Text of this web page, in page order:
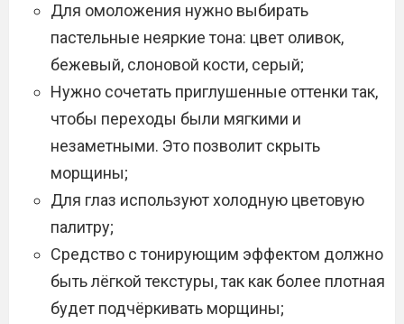
Для омоложения нужно выбирать
пастельные неяркие тона: цвет оливок,
бежевый, слоновой кости, серый;
Нужно сочетать приглушенные оттенки так,
чтобы переходы были мягкими и
незаметными. Это позволит скрыть
морщины;
Для глаз используют холодную цветовую
палитру;
Средство с тонирующим эффектом должно
быть лёгкой текстуры, так как более плотная
будет подчёркивать морщины;